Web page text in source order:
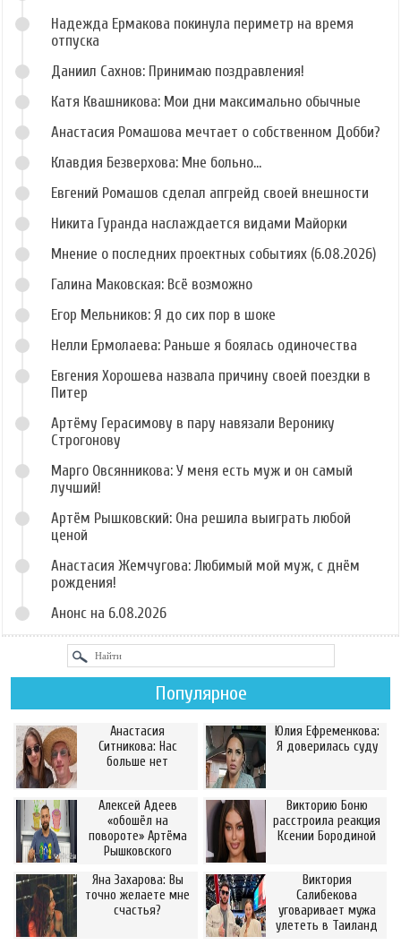
Надежда Ермакова покинула периметр на время
отпуска
Даниил Сахнов: Принимаю поздравления!
Катя Квашникова: Мои дни максимально обычные
Анастасия Ромашова мечтает о собственном Добби?
Клавдия Безверхова: Мне больно...
Евгений Ромашов сделал апгрейд своей внешности
Никита Гуранда наслаждается видами Майорки
Мнение о последних проектных событиях (6.08.2026)
Галина Маковская: Всё возможно
Егор Мельников: Я до сих пор в шоке
Нелли Ермолаева: Раньше я боялась одиночества
Евгения Хорошева назвала причину своей поездки в
Питер
Артёму Герасимову в пару навязали Веронику
Строгонову
Марго Овсянникова: У меня есть муж и он самый
лучший!
Артём Рышковский: Она решила выиграть любой
ценой
Анастасия Жемчугова: Любимый мой муж, с днём
рождения!
Анонс на 6.08.2026
Популярное
Анастасия
Ситникова: Нас
больше нет
Юлия Ефременкова:
Я доверилась суду
Алексей Адеев
«обошёл на
повороте» Артёма
Рышковского
Викторию Боню
расстроила реакция
Ксении Бородиной
Яна Захарова: Вы
точно желаете мне
счастья?
Виктория
Салибекова
уговаривает мужа
улететь в Таиланд